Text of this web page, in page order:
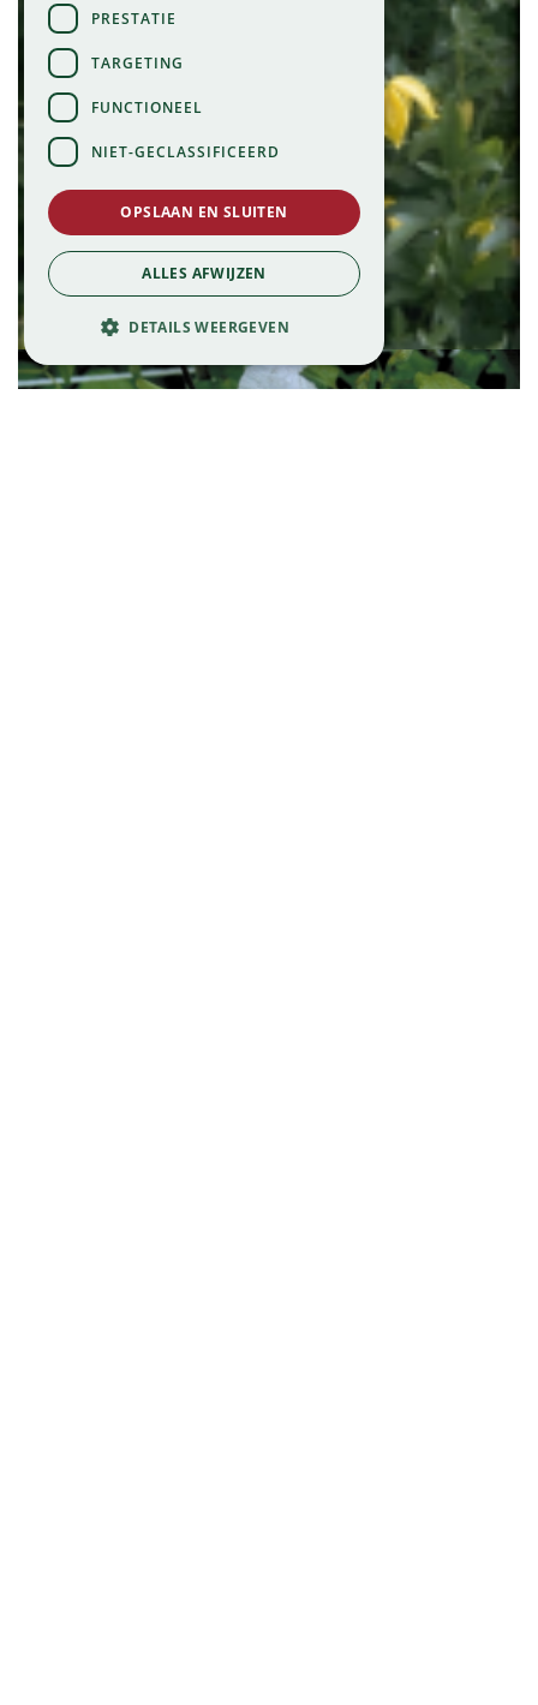
Clematis
Clematis orientalis
PRESTATIE
TARGETING
FUNCTIONEEL
NIET-GECLASSIFICEERD
OPSLAAN EN SLUITEN
ALLES AFWIJZEN
DETAILS WEERGEVEN